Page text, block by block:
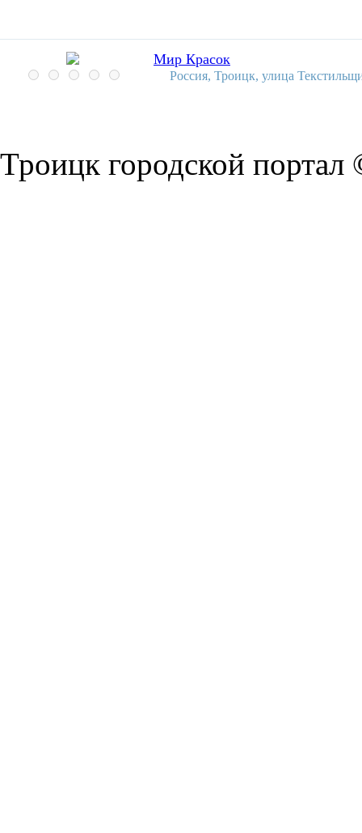
Мир Красок
Россия, Троицк, улица
Троицк городской портал